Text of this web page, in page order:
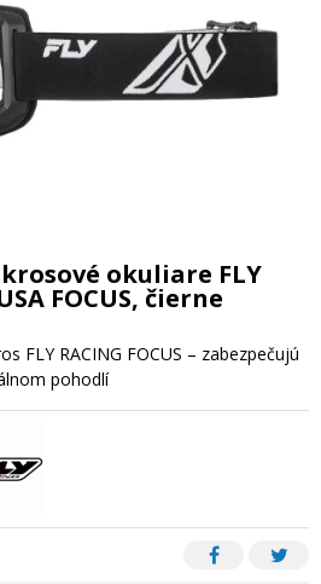
okuliare FLY
FOCUS, čierne
FLY RACING FOCUS – zabezpečujú
pohodlí